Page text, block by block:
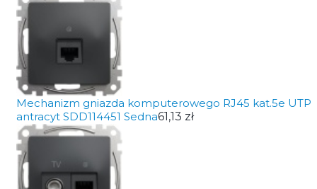
Mechanizm gniazda komputerowego RJ45 kat.5e UTP
antracyt SDD114451 Sedna61,13 zł